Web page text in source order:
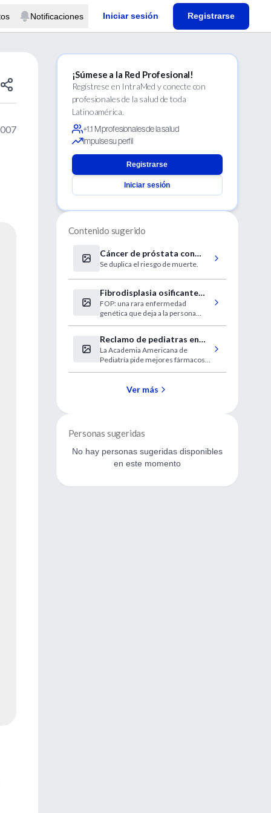
Notificaciones Iniciar sesión Registrarse
¡Súmese a la Red Profesional!
Regístrese en IntraMed y conecte con
profesionales de la salud de toda
Latinoamérica.
+1.1 M profesionales de la salud
Impulse su perfil
Registrarse
Iniciar sesión
Contenido sugerido
Cáncer de próstata con
peor pronóstico en
pacientes obesos
Se duplica el riesgo de muerte.
Fibrodisplasia osificante
progresiva
FOP: una rara enfermedad
genética que deja a la persona
Reclamo de pediatras en
EEUU (VIH)
La Academia Americana de
Pediatría pide mejores fármacos
Ver más
Personas sugeridas
No hay personas sugeridas disponibles
en este momento